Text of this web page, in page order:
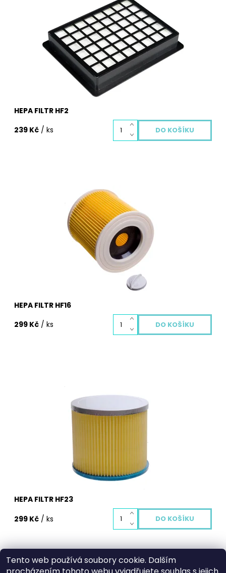
Hepa filtr je nedílnou součástí každého dobrého
vysavače. Zachycuje i ty nejjemnější prachové částice
a alergeny, které rozhodně do vašeho domu nepatří.
Hepa filtr je potřeba pravidelně měnit, aby chránil vaše
zdraví i životnost vašeho vysavače. Vyměněný...
Dostupnost:
Skladem
2010
HEPA FILTR HF2
239 Kč / ks
Hepa filtr je nedílnou součástí každého dobrého
vysavače. Zachycuje i ty nejjemnější prachové částice
a alergeny, které rozhodně do vašeho domu nepatří.
Hepa filtr je potřeba pravidelně měnit, aby chránil vaše
zdraví i životnost vašeho vysavače. Vyměněný...
Skladem
HEPA FILTR HF16
299 Kč / ks
Hepa filtr je nedílnou součástí každého dobrého
vysavače. Zachycuje i ty nejjemnější prachové částice
a alergeny, které rozhodně do vašeho domu nepatří.
Hepa filtr je potřeba pravidelně měnit, aby chránil vaše
zdraví i životnost vašeho vysavače. Vyměněný...
Skladem
4026
HEPA FILTR HF23
299 Kč / ks
Tento web používá soubory cookie. Dalším